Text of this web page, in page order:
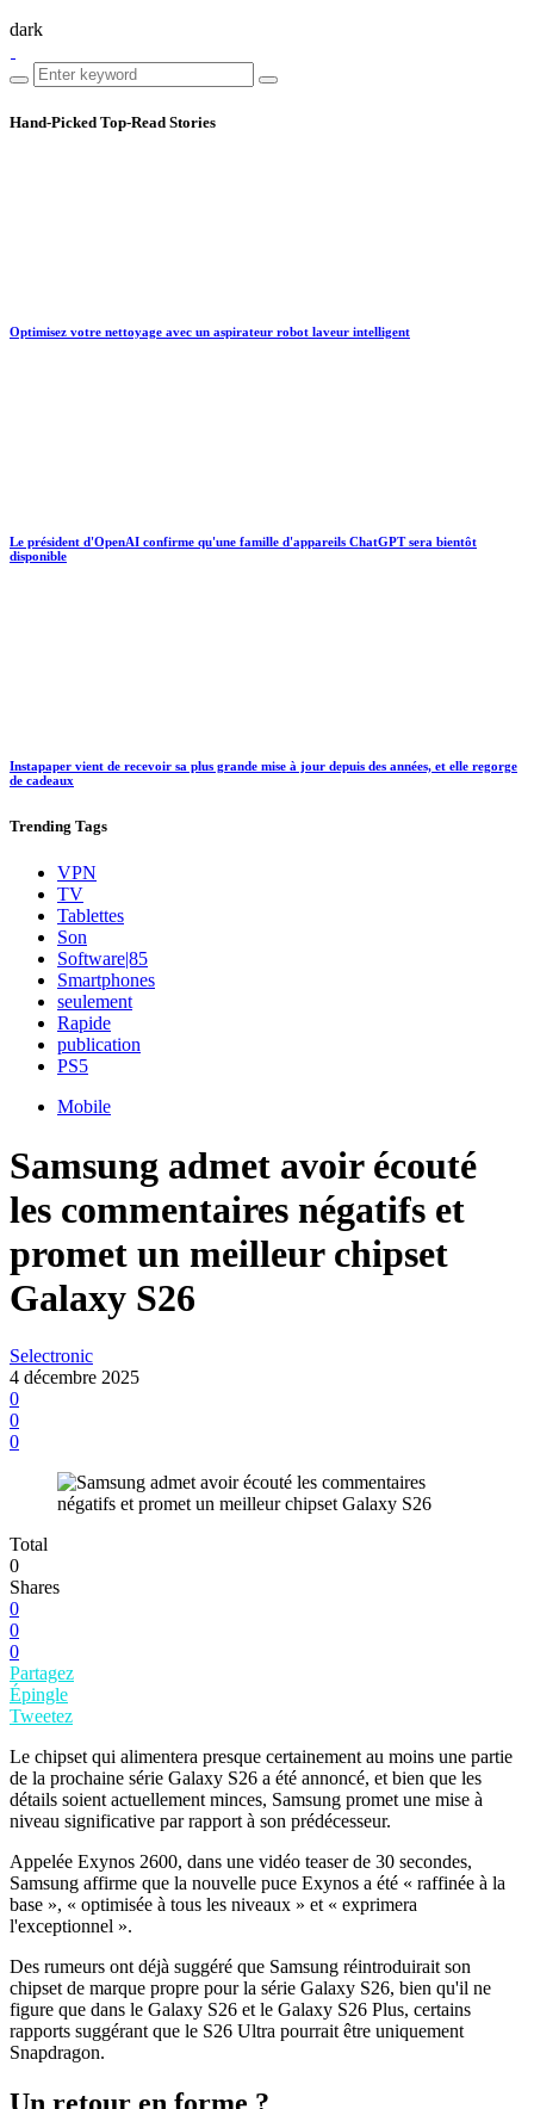
dark
Hand-Picked Top-Read Stories
Optimisez votre nettoyage avec un aspirateur robot laveur intelligent
Le président d'OpenAI confirme qu'une famille d'appareils ChatGPT sera bientôt
disponible
Instapaper vient de recevoir sa plus grande mise à jour depuis des années, et elle regorge
de cadeaux
Trending Tags
VPN
TV
Tablettes
Son
Software|85
Smartphones
seulement
Rapide
publication
PS5
Mobile
Samsung admet avoir écouté
les commentaires négatifs et
promet un meilleur chipset
Galaxy S26
Selectronic
4 décembre 2025
0
0
0
Total
0
Shares
0
0
0
Partagez
Épingle
Tweetez
Le chipset qui alimentera presque certainement au moins une partie
de la prochaine série Galaxy S26 a été annoncé, et bien que les
détails soient actuellement minces, Samsung promet une mise à
niveau significative par rapport à son prédécesseur.
Appelée Exynos 2600, dans une vidéo teaser de 30 secondes,
Samsung affirme que la nouvelle puce Exynos a été « raffinée à la
base », « optimisée à tous les niveaux » et « exprimera
l'exceptionnel ».
Des rumeurs ont déjà suggéré que Samsung réintroduirait son
chipset de marque propre pour la série Galaxy S26, bien qu'il ne
figure que dans le Galaxy S26 et le Galaxy S26 Plus, certains
rapports suggérant que le S26 Ultra pourrait être uniquement
Snapdragon.